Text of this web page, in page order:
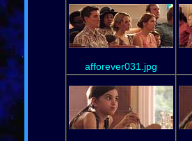
afforever031.jpg